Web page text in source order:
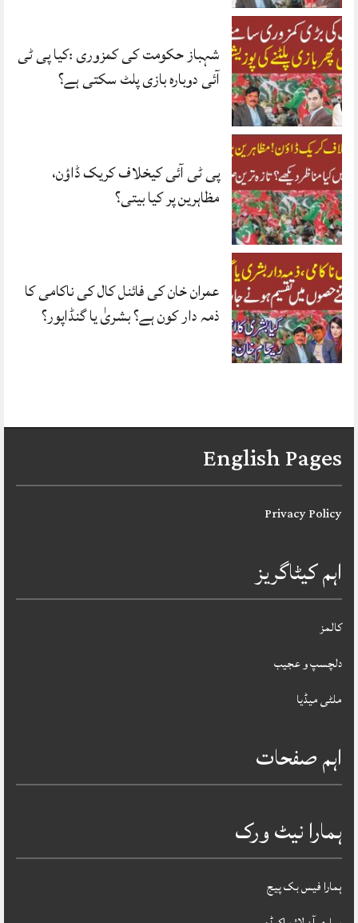
شہباز حکومت کی کمزوری :کیا پی ٹی
آئی دوبارہ بازی پلٹ سکتی ہے؟
پی ٹی آئی کیخلاف کریک ڈاؤن،
مظاہرین پر کیا بیتی؟
عمران خان کی فائنل کال کی ناکامی کا
ذمہ دار کون ہے؟ بشریٰ یا گنڈاپور؟
English Pages
Privacy Policy
اہم کیٹاگریز
کالمز
دلچسپ و عجیب
ملٹی میڈیا
اہم صفحات
ہمارا نیٹ ورک
ہمارا فیس بک پیج